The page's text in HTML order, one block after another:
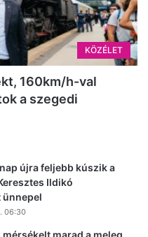
KÖZÉLET
160km/h-val
a szegedi
újra feljebb kúszik a
Ildikó
06:30
marad a meleg,